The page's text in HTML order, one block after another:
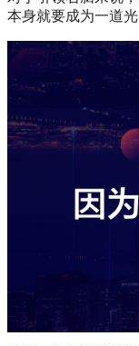
本身就要成为一道光